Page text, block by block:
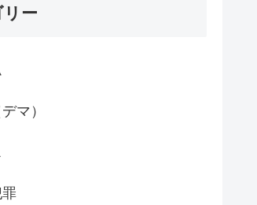
ー
マ）